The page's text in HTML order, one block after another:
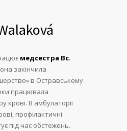
медсестра Bc.
закінчила
в Остравському
працювала
крові. В амбулаторії
профілактичні
під час обстежень.